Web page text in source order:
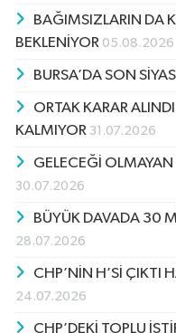
BAĞIMSIZLARIN DA
BEKLENİYOR 05.08.2026
BURSA’DA SON
ORTAK KARAR
KALMIYOR 31.07.2026
GELECEĞİ OLMAYAN
30.07.2026
BÜYÜK DAVADA 30
28.07.2026
CHP’NİN H’Sİ ÇIKTI
24.07.2026
CHP’DEKİ TOPLU